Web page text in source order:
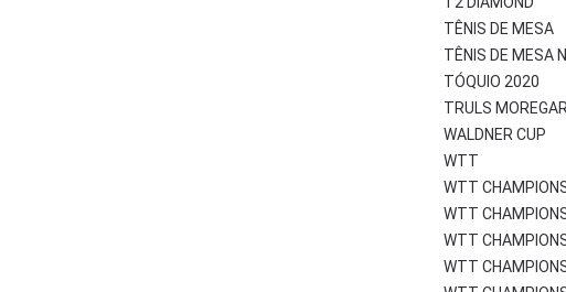
TÊNIS DE MESA
TÊNIS DE MESA
TÓQUIO 2020
TRULS
WALDNER CUP
WTT
WTT
WTT
WTT
WTT